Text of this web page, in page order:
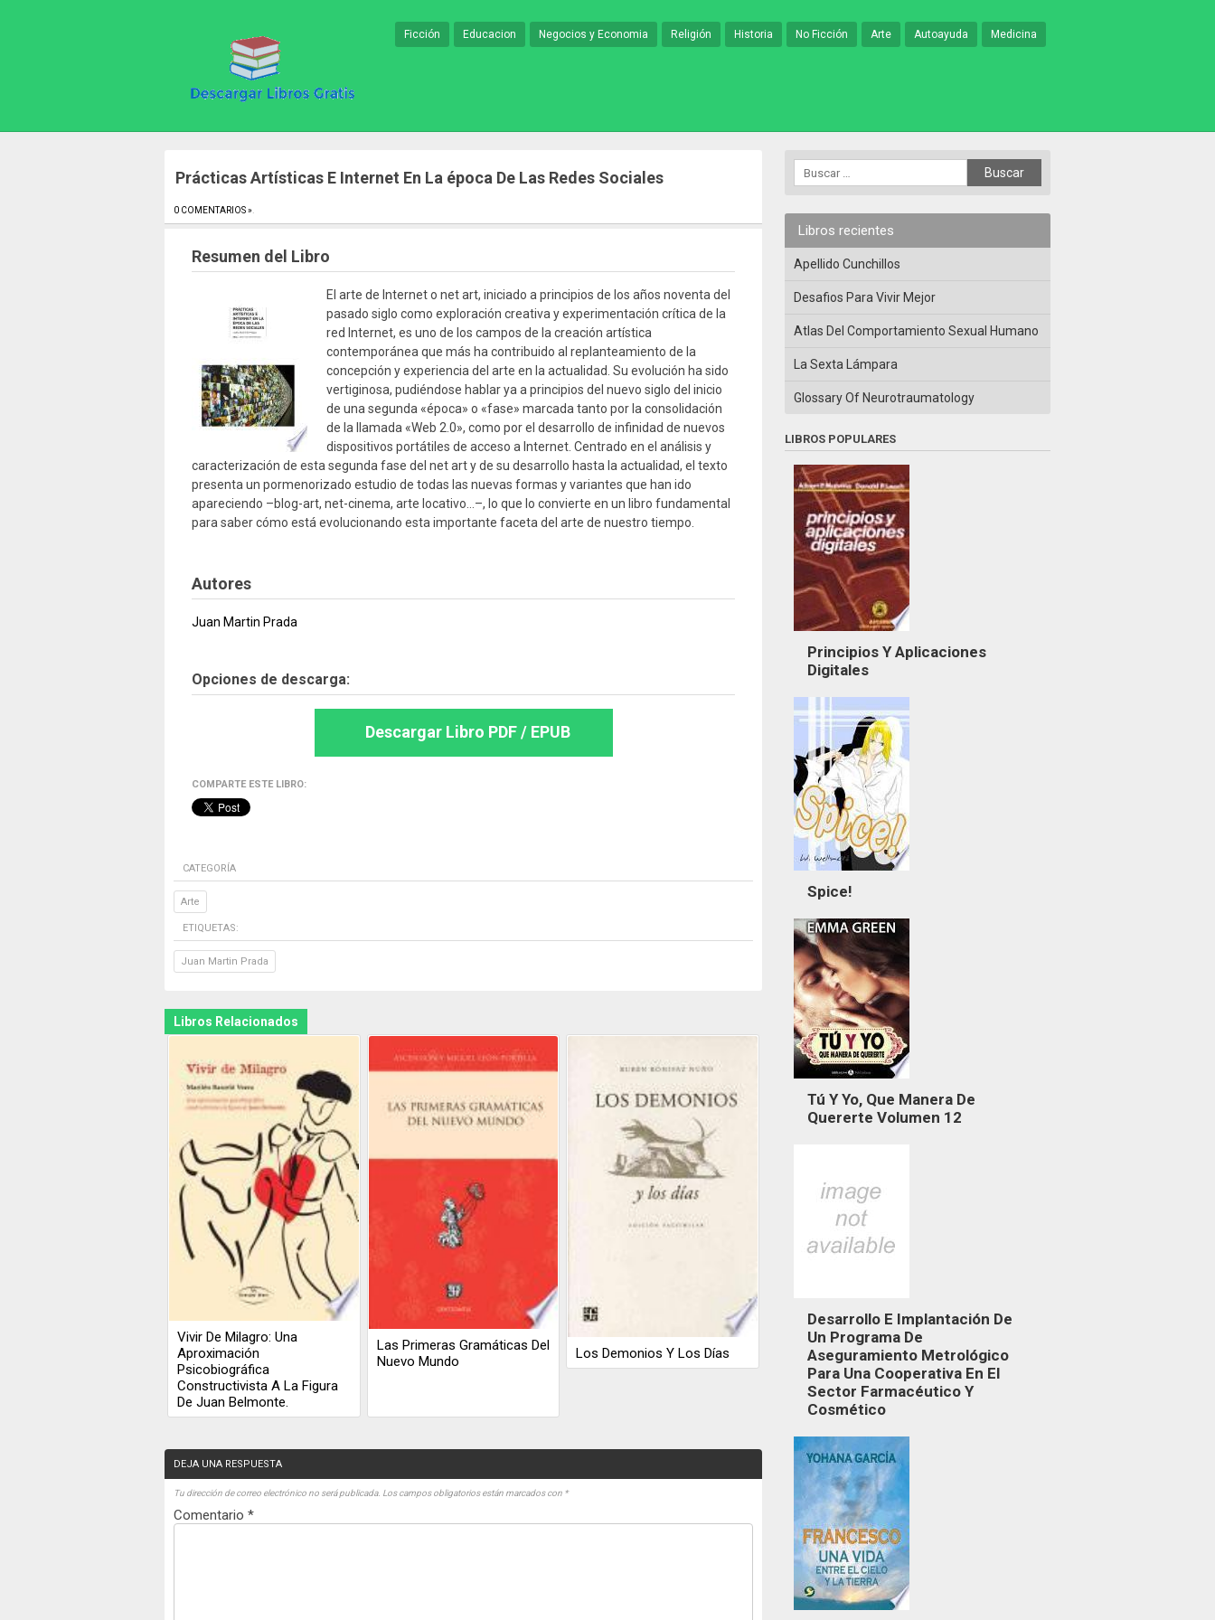
Ficción Educacion Negocios y Economia Religión Historia No Ficción Arte Autoayuda Medicina
Prácticas Artísticas E Internet En La época De Las Redes Sociales
0 COMENTARIOS »
Resumen del Libro
El arte de Internet o net art, iniciado a principios de los años noventa del
pasado siglo como exploración creativa y experimentación crítica de la
red Internet, es uno de los campos de la creación artística
contemporánea que más ha contribuido al replanteamiento de la
concepción y experiencia del arte en la actualidad. Su evolución ha sido
vertiginosa, pudiéndose hablar ya a principios del nuevo siglo del inicio
de una segunda «época» o «fase» marcada tanto por la consolidación
de la llamada «Web 2.0», como por el desarrollo de infinidad de nuevos
dispositivos portátiles de acceso a Internet. Centrado en el análisis y
caracterización de esta segunda fase del net art y de su desarrollo hasta la actualidad, el texto
presenta un pormenorizado estudio de todas las nuevas formas y variantes que han ido
apareciendo –blog-art, net-cinema, arte locativo…–, lo que lo convierte en un libro fundamental
para saber cómo está evolucionando esta importante faceta del arte de nuestro tiempo.
Autores
Juan Martin Prada
Opciones de descarga:
Descargar Libro PDF / EPUB
COMPARTE ESTE LIBRO:
CATEGORÍA
Arte
ETIQUETAS:
Juan Martin Prada
Libros Relacionados
Vivir De Milagro: Una
Aproximación
Psicobiográfica
Constructivista A La Figura
De Juan Belmonte.
Las Primeras Gramáticas Del
Nuevo Mundo
Los Demonios Y Los Días
DEJA UNA RESPUESTA
Tu dirección de correo electrónico no será publicada. Los campos obligatorios están marcados con *
Comentario *
Libros recientes
Apellido Cunchillos
Desafios Para Vivir Mejor
Atlas Del Comportamiento Sexual Humano
La Sexta Lámpara
Glossary Of Neurotraumatology
LIBROS POPULARES
Principios Y Aplicaciones
Digitales
Spice!
Tú Y Yo, Que Manera De
Quererte Volumen 12
Desarrollo E Implantación De
Un Programa De
Aseguramiento Metrológico
Para Una Cooperativa En El
Sector Farmacéutico Y
Cosmético